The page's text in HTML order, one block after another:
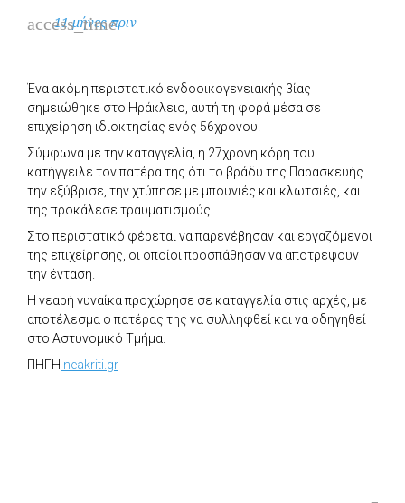
access_time
11 μήνες πριν
Ένα ακόμη περιστατικό ενδοοικογενειακής βίας
σημειώθηκε στο Ηράκλειο, αυτή τη φορά μέσα σε
επιχείρηση ιδιοκτησίας ενός 56χρονου.
Σύμφωνα με την καταγγελία, η 27χρονη κόρη του
κατήγγειλε τον πατέρα της ότι το βράδυ της Παρασκευής
την εξύβρισε, την χτύπησε με μπουνιές και κλωτσιές, και
της προκάλεσε τραυματισμούς.
Στο περιστατικό φέρεται να παρενέβησαν και εργαζόμενοι
της επιχείρησης, οι οποίοι προσπάθησαν να αποτρέψουν
την ένταση.
Η νεαρή γυναίκα προχώρησε σε καταγγελία στις αρχές, με
αποτέλεσμα ο πατέρας της να συλληφθεί και να οδηγηθεί
στο Αστυνομικό Τμήμα.
ΠΗΓΗ neakriti.gr